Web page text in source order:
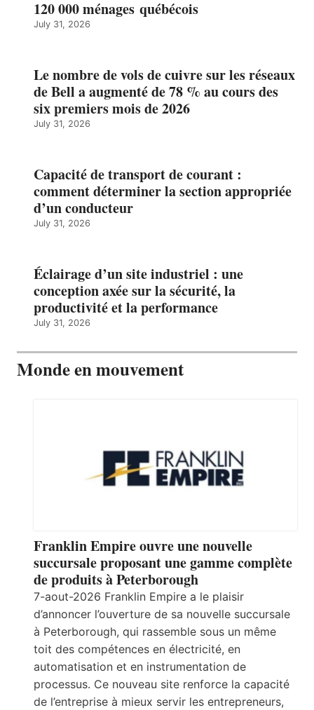
120 000 ménages québécois
July 31, 2026
Le nombre de vols de cuivre sur les réseaux
de Bell a augmenté de 78 % au cours des
six premiers mois de 2026
July 31, 2026
Capacité de transport de courant :
comment déterminer la section appropriée
d’un conducteur
July 31, 2026
Éclairage d’un site industriel : une
conception axée sur la sécurité, la
productivité et la performance
July 31, 2026
Monde en mouvement
Franklin Empire ouvre une nouvelle
succursale proposant une gamme complète
de produits à Peterborough
7-aout-2026 Franklin Empire a le plaisir
d’annoncer l’ouverture de sa nouvelle succursale
à Peterborough, qui rassemble sous un même
toit des compétences en électricité, en
automatisation et en instrumentation de
processus. Ce nouveau site renforce la capacité
de l’entreprise à mieux servir les entrepreneurs,